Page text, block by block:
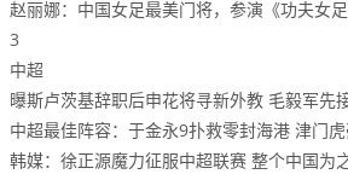
赵丽娜：中国女足最美门将，参演《功夫女
3
中超
曝斯卢茨基辞职后申花将寻新外教 毛毅军先
中超最佳阵容：于金永9扑救零封海港 津门
韩媒：徐正源魔力征服中超联赛 整个中国为